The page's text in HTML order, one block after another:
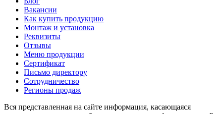
Вакансии
Как купить продукцию
Монтаж и установка
Реквизиты
Отзывы
Меню продукции
Сертификат
Письмо директору
Сотрудничество
Регионы продаж
Вся представленная на сайте информация, касающаяся